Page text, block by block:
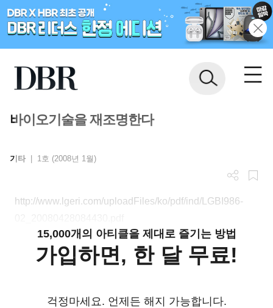
바이오기술을 재조명한다
기타 1호 (2008년 1월)
http://www.lgeri.com/uploadFiles/ko/pdf/ind/LGBI986-
15,000개의 아티클을 제대로 즐기는 방법
가입하면, 한 달 무료!
걱정마세요. 언제든 해지 가능합니다.